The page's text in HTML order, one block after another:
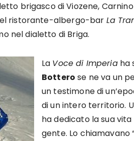
brigasco di Viozene,
ristorante-albergo-bar La
nel dialetto di Briga.
La Voce di Imperiaha
Bottero se ne va un
un testimone di
di un intero territorio.
ha dedicato la sua
gente. Lo chiamavano